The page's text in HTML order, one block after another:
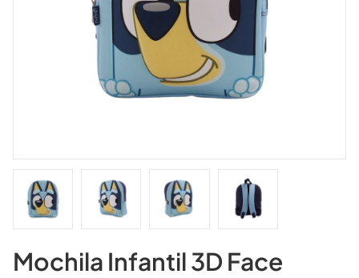
Mochila Infantil 3D Face